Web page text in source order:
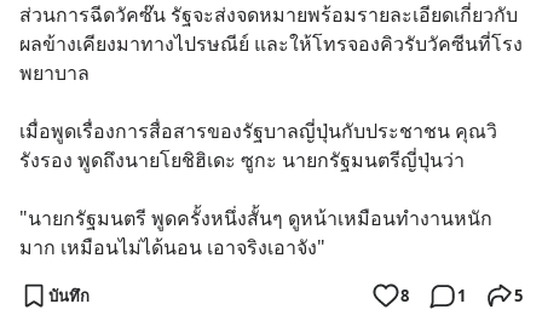
ส่วนการฉีดวัคซ๊น รัฐจะส่งจดหมายพร้อมรายละเอียดเกี่ยวกับ
ผลข้างเคียงมาทางไปรษณีย์ และให้โทรจองคิวรับวัคซีนที่โรง
พยาบาล
เมื่อพูดเรื่องการสื่อสารของรัฐบาลญี่ปุ่นกับประชาชน คุณวิ
รังรอง พูดถึงนายโยชิฮิเดะ ซูกะ นายกรัฐมนตรีญี่ปุ่นว่า
"นายกรัฐมนตรี พูดครั้งหนึ่งสั้นๆ ดูหน้าเหมือนทำงานหนัก
มาก เหมือนไม่ได้นอน เอาจริงเอาจัง"
บันทึก 8 1 5